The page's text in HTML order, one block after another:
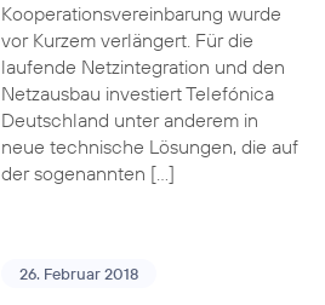
Kooperationsvereinbarung wurde
vor Kurzem verlängert. Für die
laufende Netzintegration und den
Netzausbau investiert Telefónica
Deutschland unter anderem in
neue technische Lösungen, die auf
der sogenannten […]
26. Februar 2018